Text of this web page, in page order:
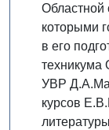
Областной
которыми
в его
техникума
УВР
курсов